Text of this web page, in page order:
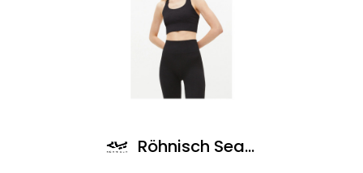
Röhnisch Seamless Rib Sportsbra